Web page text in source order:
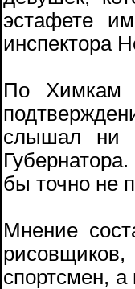
эстафете
инспектора
По Химкам
слышал ни
бы точно не
Мнение
спортсмен,